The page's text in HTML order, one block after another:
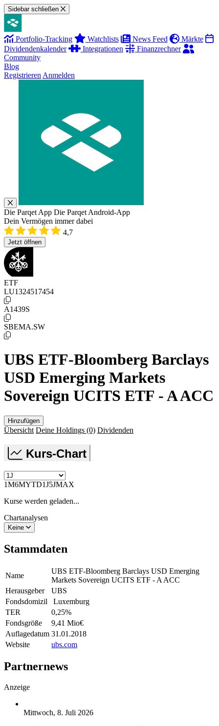
Sidebar schließen
Portfolio-Tracking Watchlists News Feed
Märkte
Dividendenkalender
Integrationen
Finanzrechner
Community
Blog
Registrieren Anmelden
Die Parqet App Die Parqet Android-App
Dein Vermögen immer dabei
4,7
Jetzt öffnen
ETF
LU1324517454
A1439S
SBEMA.SW
UBS ETF-Bloomberg Barclays
USD Emerging Markets
Sovereign UCITS ETF - A ACC
Hinzufügen
Übersicht Deine Holdings (0) Dividenden
Kurs-Chart
1M6MYTD1J5JMAX
Kurse werden geladen...
Chartanalysen
Keine
Stammdaten
Name
UBS ETF-Bloomberg Barclays USD Emerging
Markets Sovereign UCITS ETF - A ACC
Herausgeber
UBS
Fondsdomizil
Luxemburg
TER
0,25%
Fondsgröße
9,41 Mio€
Auflagedatum 31.01.2018
Website
ubs.com
Partnernews
Anzeige
Mittwoch, 8. Juli 2026